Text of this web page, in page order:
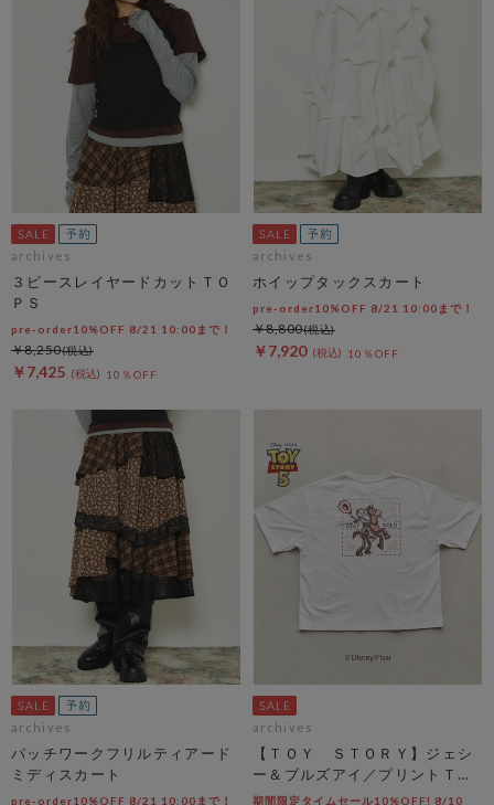
archives
３ピースレイヤードカットＴＯ
ＰＳ
pre-order10%OFF 8/21 10:00まで！
￥7,425 10％OFF
￥8,250
archives
ホイップタックスカート
pre-order10%OFF 8/21 10:00まで！
￥7,920 10％OFF
￥8,800
archives
パッチワークフリルティアード
ミディスカート
pre-order10%OFF 8/21 10:00まで！
archives
【ＴＯＹ ＳＴＯＲＹ】ジェシ
ー＆ブルズアイ／プリントＴオ
フ
期間限定タイムセール10%OFF! 8/10